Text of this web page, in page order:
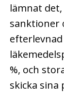
lämnat
sanktioner
%, och
skicka sina